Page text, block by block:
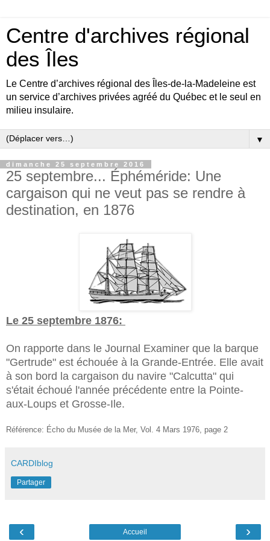
Centre d'archives régional
des Îles
Le Centre d’archives régional des Îles-de-la-Madeleine est
un service d’archives privées agréé du Québec et le seul en
milieu insulaire.
▼
dimanche 25 septembre 2016
25 septembre... Éphéméride: Une
cargaison qui ne veut pas se rendre à
destination, en 1876
Le 25 septembre 1876:
On rapporte dans le Journal Examiner que la barque
"Gertrude" est échouée à la Grande-Entrée. Elle avait
à son bord la cargaison du navire "Calcutta" qui
s'était échoué l'année précédente entre la Pointe-
aux-Loups et Grosse-Ile.
Référence: Écho du Musée de la Mer, Vol. 4 Mars 1976, page 2
CARDIblog
Partager
‹ ›
Accueil